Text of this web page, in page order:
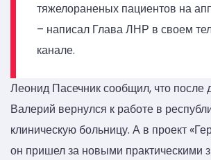
тяжелораненых пациентов на
– написал Глава ЛНР в своем
канале.
Леонид Пасечник сообщил, что после
Валерий вернулся к работе в
клиническую больницу. А в проект
он пришел за новыми практическими